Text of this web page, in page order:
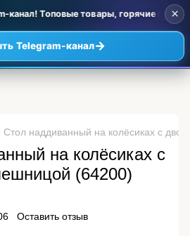
Топовые товары, горячие
Telegram-канал→
×
Стол наддиванный на колёсиках с
на колёсиках с
(64200)
Оставить отзыв